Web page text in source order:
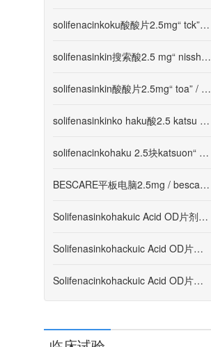
solifenacinkoku酸酸片2.5mg“ tck” / solifeniasfi
solifenasinkin搜索酸2.5 mg“ nissho” / solifenasfi
solifenasinkin酸酸片2.5mg“ toa” / solifenasink hfi
solifenasinkinko haku酸2.5 katsu katsu“ tsuruhara”
solifenacinkohaku 2.5块katsuon“ sawai” / solifenasi
BESCARE平板电脑2.5mg / bescare锁5mgjazh-CN
Solifenasinkohakuic Acid OD片剂2.5mg“ JG” / solipena
Solifenasinkohackuic Acid OD片剂2.5mg“ Nipro” / soli
Solifenacinkohackuic Acid OD片剂2.5 mg“ Nissho” / so